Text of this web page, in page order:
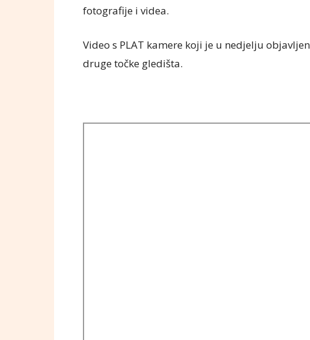
fotografije i videa.
Video s PLAT kamere koji je u nedjelju
druge točke gledišta.